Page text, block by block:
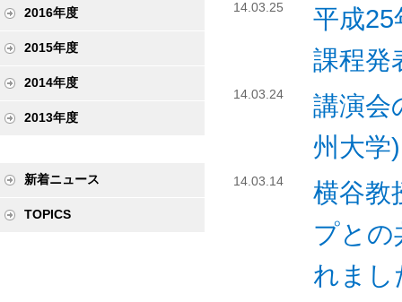
2016年度
2015年度
2014年度
2013年度
新着ニュース
TOPICS
14.03.25
平成
課程発
14.03.24
講演会
州大
14.03.14
横谷教
プとの
れまし